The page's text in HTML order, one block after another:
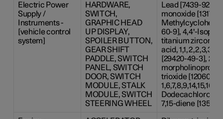
Electric Power
Supply /
Instruments -
[vehicle control
system]
HARDWARE,
SWITCH,
GRAPHIC HEAD
UP DISPLAY,
SPOILER BUTTON,
GEAR SHIFT
PADDLE, SWITCH
PANEL, SWITCH
DOOR, SWITCH
MODULE, STALK
MODULE, SWITCH
STEERING WHEEL
Lead [7439-92-
monoxide [1317-
60-9], 4,4'-
titanium
acid,
[29420-49-3], 2-
trioxide [12060-
7,15-diene